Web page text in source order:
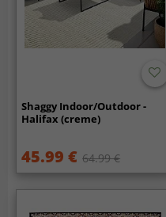
Shaggy Indoor/Outdoor -
Halifax (creme)
45.99 € 64.99 €